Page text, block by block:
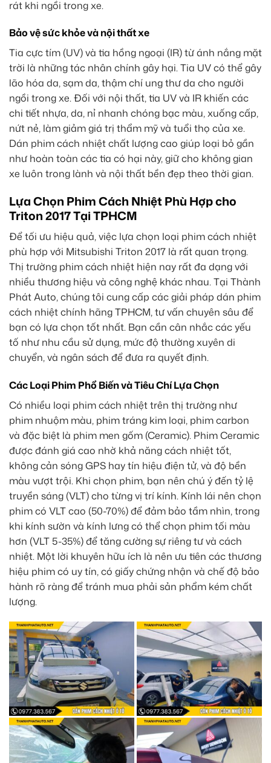
rát khi ngồi trong xe.
Bảo vệ sức khỏe và nội thất xe
Tia cực tím (UV) và tia hồng ngoại (IR) từ ánh nắng mặt
trời là những tác nhân chính gây hại. Tia UV có thể gây
lão hóa da, sạm da, thậm chí ung thư da cho người
ngồi trong xe. Đối với nội thất, tia UV và IR khiến các
chi tiết nhựa, da, nỉ nhanh chóng bạc màu, xuống cấp,
nứt nẻ, làm giảm giá trị thẩm mỹ và tuổi thọ của xe.
Dán phim cách nhiệt chất lượng cao giúp loại bỏ gần
như hoàn toàn các tia có hại này, giữ cho không gian
xe luôn trong lành và nội thất bền đẹp theo thời gian.
Lựa Chọn Phim Cách Nhiệt Phù Hợp cho
Triton 2017 Tại TPHCM
Để tối ưu hiệu quả, việc lựa chọn loại phim cách nhiệt
phù hợp với Mitsubishi Triton 2017 là rất quan trọng.
Thị trường phim cách nhiệt hiện nay rất đa dạng với
nhiều thương hiệu và công nghệ khác nhau. Tại Thành
Phát Auto, chúng tôi cung cấp các giải pháp dán phim
cách nhiệt chính hãng TPHCM, tư vấn chuyên sâu để
bạn có lựa chọn tốt nhất. Bạn cần cân nhắc các yếu
tố như nhu cầu sử dụng, mức độ thường xuyên di
chuyển, và ngân sách để đưa ra quyết định.
Các Loại Phim Phổ Biến và Tiêu Chí Lựa Chọn
Có nhiều loại phim cách nhiệt trên thị trường như
phim nhuộm màu, phim tráng kim loại, phim carbon
và đặc biệt là phim men gốm (Ceramic). Phim Ceramic
được đánh giá cao nhờ khả năng cách nhiệt tốt,
không cản sóng GPS hay tín hiệu điện tử, và độ bền
màu vượt trội. Khi chọn phim, bạn nên chú ý đến tỷ lệ
truyền sáng (VLT) cho từng vị trí kính. Kính lái nên chọn
phim có VLT cao (50-70%) để đảm bảo tầm nhìn, trong
khi kính sườn và kính lưng có thể chọn phim tối màu
hơn (VLT 5-35%) để tăng cường sự riêng tư và cách
nhiệt. Một lời khuyên hữu ích là nên ưu tiên các thương
hiệu phim có uy tín, có giấy chứng nhận và chế độ bảo
hành rõ ràng để tránh mua phải sản phẩm kém chất
lượng.